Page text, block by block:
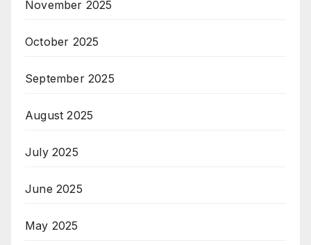
November 2025
October 2025
September 2025
August 2025
July 2025
June 2025
May 2025